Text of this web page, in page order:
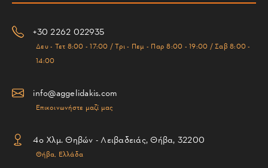
+30 2262 022935
Δευ - Τετ 8:00 - 17:00 / Τρι - Πεμ - Παρ 8:00 - 19:00 / Σαβ 8:00 -
14:00
info@aggelidakis.com
Επικοινωνήστε μαζί μας
4ο Χλμ. Θηβών - Λειβαδειάς, Θήβα, 32200
Θήβα, Ελλάδα